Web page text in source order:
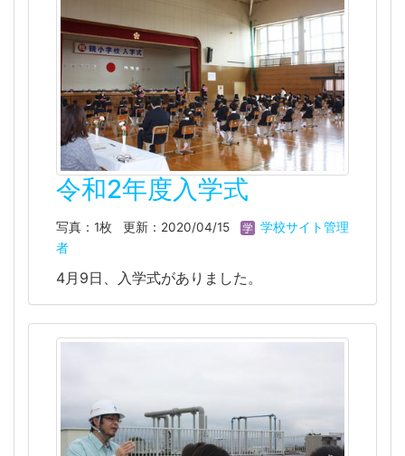
令和2年度入学式
写真：1枚 更新：2020/04/15
学校サイト管理
者
4月9日、入学式がありました。